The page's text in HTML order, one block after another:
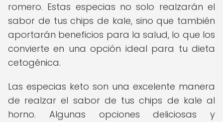
romero. Estas especias no solo realzarán el
sabor de tus chips de kale, sino que también
aportarán beneficios para la salud, lo que los
convierte en una opción ideal para tu dieta
cetogénica.
Las especias keto son una excelente manera
de realzar el sabor de tus chips de kale al
horno. Algunas opciones deliciosas y